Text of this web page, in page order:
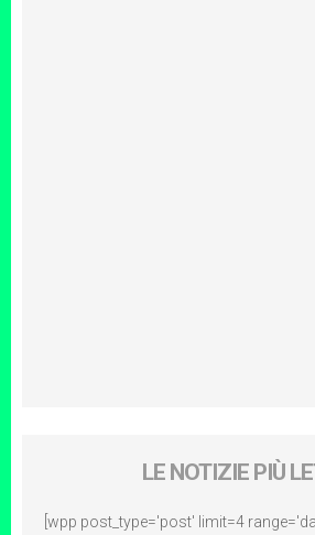
LE NOTIZIE PIÙ
[wpp post_type='post' limit=4